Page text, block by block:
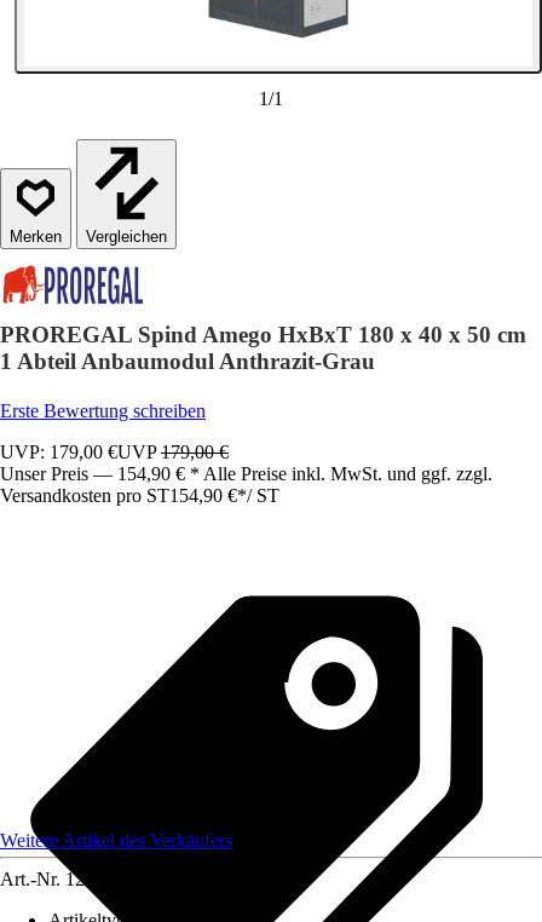
1/1
Vergleichen
PROREGAL Spind Amego HxBxT 180 x 40 x 50 cm
1 Abteil Anbaumodul Anthrazit-Grau
Erste Bewertung schreiben
UVP: 179,00 €UVP179,00 €
Unser Preis — 154,90 € * Alle Preise inkl. MwSt. und ggf. zzgl.
Versandkosten pro ST154,90 €*/ ST
Weitere Artikel des Verkäufers
Art.-Nr. 12583240